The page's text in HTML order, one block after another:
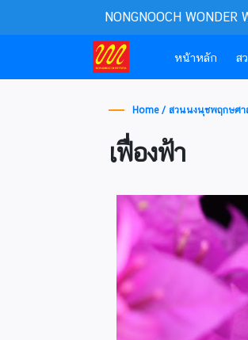
NONGNOOCH
หน้าหลัก ส
Home / สวนนงนุชพฤกษศา
เฟื่องฟ้า